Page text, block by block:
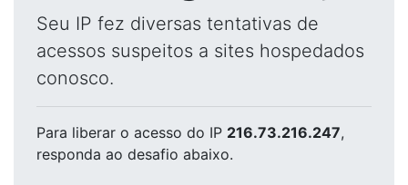
Seu IP fez diversas tentativas de
acessos suspeitos a sites hospedados
conosco.
Para liberar o acesso do IP 216.73.216.247,
responda ao desafio abaixo.